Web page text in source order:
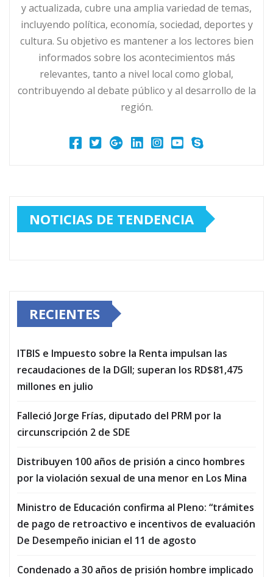
y actualizada, cubre una amplia variedad de temas,
incluyendo política, economía, sociedad, deportes y
cultura. Su objetivo es mantener a los lectores bien
informados sobre los acontecimientos más
relevantes, tanto a nivel local como global,
contribuyendo al debate público y al desarrollo de la
región.
NOTICIAS DE TENDENCIA
RECIENTES
ITBIS e Impuesto sobre la Renta impulsan las
recaudaciones de la DGII; superan los RD$81,475
millones en julio
Falleció Jorge Frías, diputado del PRM por la
circunscripción 2 de SDE
Distribuyen 100 años de prisión a cinco hombres
por la violación sexual de una menor en Los Mina
Ministro de Educación confirma al Pleno: “trámites
de pago de retroactivo e incentivos de evaluación
De Desempeño inician el 11 de agosto
Condenado a 30 años de prisión hombre implicado